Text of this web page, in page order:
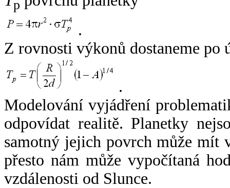
p
.
Z rovnosti výkonů dostaneme po
.
Modelování vyjádření
odpovídat realitě. Planetky
samotný jejich povrch může mít
přesto nám může vypočítaná
vzdálenosti od Slunce.